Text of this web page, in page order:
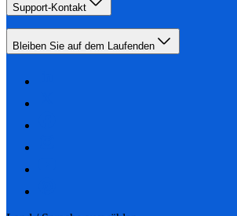
Support-Kontakt
Bleiben Sie auf dem Laufenden